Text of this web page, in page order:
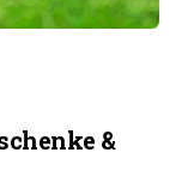
&